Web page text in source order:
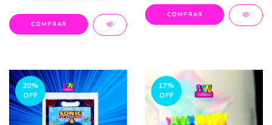
COMPRAR
20%
OFF
17%
OFF